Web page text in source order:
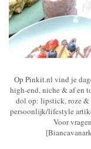
Op Pinkit.nl vind je
high-end, niche & af en
dol op: lipstick, roze &
persoonlijk/lifestyle
Voor